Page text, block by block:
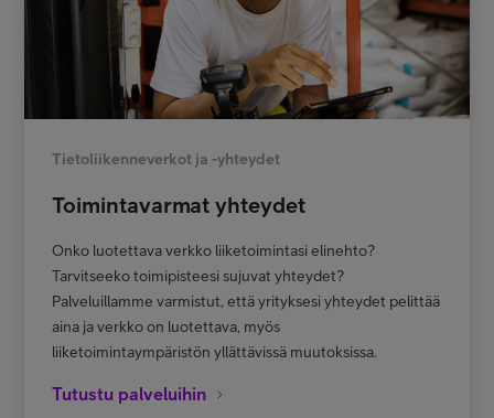
Tietoliikenneverkot ja -yhteydet
Toimintavarmat yhteydet
Onko luotettava verkko liiketoimintasi elinehto?
Tarvitseeko toimipisteesi sujuvat yhteydet?
Palveluillamme varmistut, että yrityksesi yhteydet pelittää
aina ja verkko on luotettava, myös
liiketoimintaympäristön yllättävissä muutoksissa.
Tutustu palveluihin